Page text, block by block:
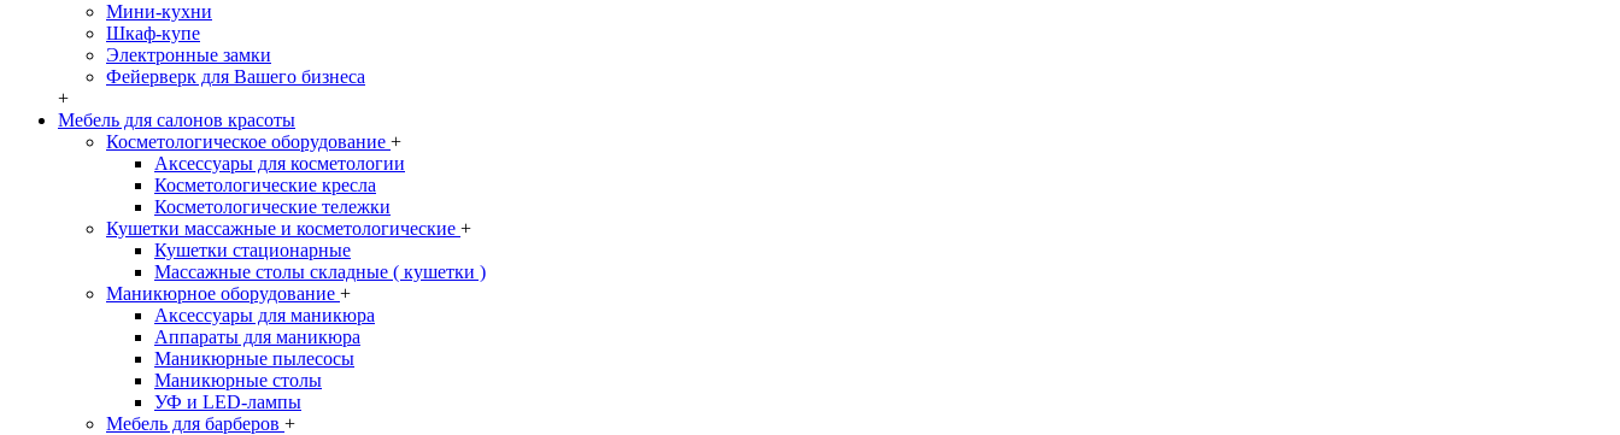
Мини-кухни
Шкаф-купе
Электронные замки
Фейерверк для Вашего бизнеса
+
Мебель для салонов красоты
Косметологическое оборудование +
Аксессуары для косметологии
Косметологические кресла
Косметологические тележки
Кушетки массажные и косметологические +
Кушетки стационарные
Массажные столы складные ( кушетки )
Маникюрное оборудование +
Аксессуары для маникюра
Аппараты для маникюра
Маникюрные пылесосы
Маникюрные столы
УФ и LED-лампы
Мебель для барберов +